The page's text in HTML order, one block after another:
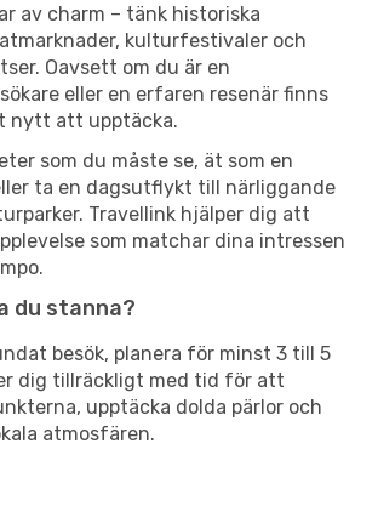
av charm – tänk historiska
kulturfestivaler och
Oavsett om du är en
eller en erfaren resenär finns
nytt att upptäcka.
som du måste se, ät som en
ta en dagsutflykt till närliggande
Travellink hjälper dig att
som matchar dina intressen
du stanna?
besök, planera för minst 3 till 5
dig tillräckligt med tid för att
upptäcka dolda pärlor och
atmosfären.